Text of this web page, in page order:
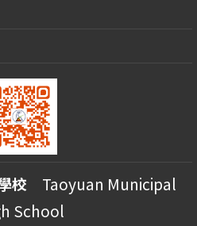
校 Taoyuan Municipal
School